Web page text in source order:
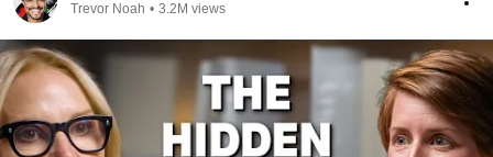
Trevor Noah • 3.2M views